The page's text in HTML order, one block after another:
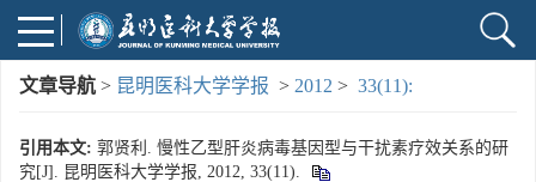
文章导航 > 昆明医科大学学报 > 2012 > 33(11):
引用本文: 郭贤利. 慢性乙型肝炎病毒基因型与干扰素疗效关系的研
究[J]. 昆明医科大学学报, 2012, 33(11).